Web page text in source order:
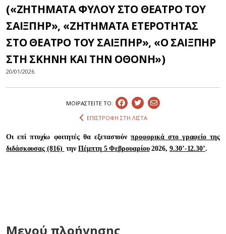
(«ΖΗΤΗΜΑΤΑ ΦΥΛΟΥ ΣΤΟ ΘΕΑΤΡΟ ΤΟΥ
ΣΑΙΞΠΗΡ», «ΖΗΤΗΜΑΤΑ ΕΤΕΡΟΤΗΤΑΣ
ΣΤΟ ΘΕΑΤΡΟ ΤΟΥ ΣΑΙΞΠΗΡ», «Ο ΣΑΙΞΠΗΡ
ΣΤΗ ΣΚΗΝΗ ΚΑΙ ΤΗΝ ΟΘΟΝΗ»)
20/01/2026
ΜΟΙΡΑΣΤEIΤΕ ΤΟ:
ΕΠΙΣΤΡΟΦΗ ΣΤΗ ΛΙΣΤΑ
Οι επί πτυχίω φοιτητές θα εξεταστούνπροφορικά στο γραφείο της
διδάσκουσας (816) τηνΠέμπτη 5 Φεβρουαρίου2026,9.30’-12.30’.
Μενού πλοήγησης